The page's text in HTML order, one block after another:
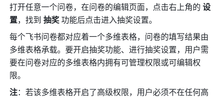
打开任意一个问卷，在问卷的编辑页面，点击右上角的 设
置，找到 抽奖 功能后点击进入抽奖设置。
每个飞书问卷都对应着一个多维表格，问卷的填写结果由
多维表格承载。要开启抽奖功能、进行抽奖设置，用户需
要在问卷对应的多维表格内拥有可管理权限或可编辑权
限。
注：若该多维表格开启了高级权限，用户必须不在任何高